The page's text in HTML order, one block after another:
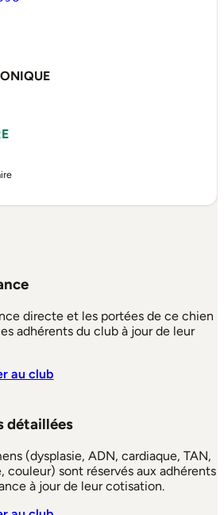
directe et les portées de ce chien
adhérents du club à jour de leur
au club
détaillées
(dysplasie, ADN, cardiaque, TAN,
couleur) sont réservés aux adhérents
à jour de leur cotisation.